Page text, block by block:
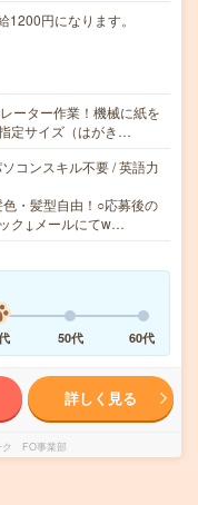
円になります。
ーター作業！機械に紙を
定サイズ（はがき…
コンスキル不要 / 英語力
・髪型自由！○応募後の
ク↓メールにてw…
50代 60代
詳しく見る
ク FO事業部